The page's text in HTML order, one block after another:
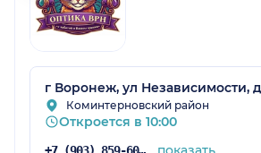
г Воронеж, ул Независимости,
Коминтерновский район
Откроется в 10:00